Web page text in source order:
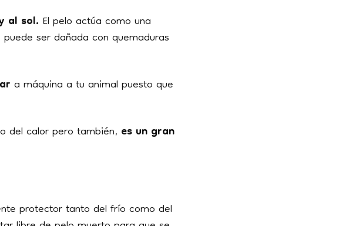
al sol.El pelo actúa como una
ser dañada con quemaduras
a máquina a tu animal puesto que
del calor pero también,es un gran
protector tanto del frío como del